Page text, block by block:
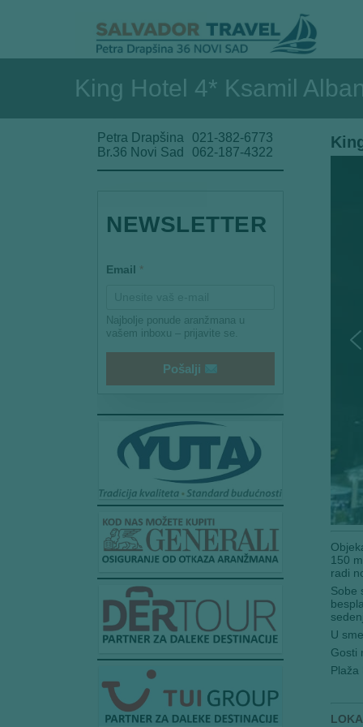
King Hotel 4* Ksamil
150
radi
Sobe
U
Gosti
Plaža
Petra Drapšina
Br.36 Novi Sad
021-382-6773
062-187-4322
NEWSLETTER
m
E
m
a
Email *
Najbolje ponude aranžmana u
vašem inboxu – prijavite se.
Pošalji